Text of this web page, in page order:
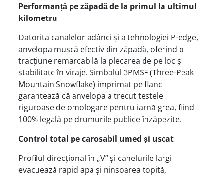
Performanță pe zăpadă de la primul la ultimul
kilometru
Datorită canalelor adânci și a tehnologiei P-edge,
anvelopa mușcă efectiv din zăpadă, oferind o
tracțiune remarcabilă la plecarea de pe loc și
stabilitate în viraje. Simbolul 3PMSF (Three-Peak
Mountain Snowflake) imprimat pe flanc
garantează că anvelopa a trecut testele
riguroase de omologare pentru iarnă grea, fiind
100% legală pe drumurile publice înzăpezite.
Control total pe carosabil umed și uscat
Profilul direcțional în „V” și canelurile largi
evacuează rapid apa și ninsoarea topită,